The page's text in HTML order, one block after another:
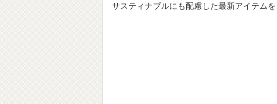
サスティナブルにも配慮した最新アイテムを